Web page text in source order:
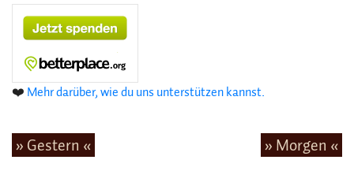
❤️ Mehr darüber, wie du uns unterstützen kannst.
» Gestern « » Morgen «